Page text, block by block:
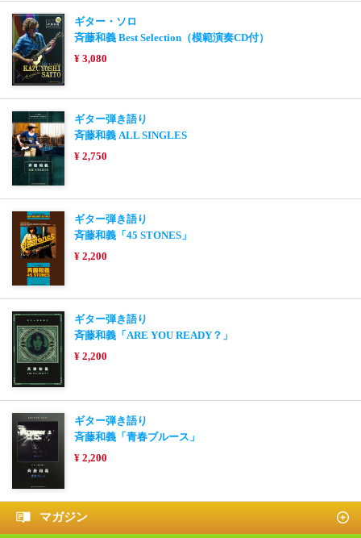
ギター・ソロ
斉藤和義 Best Selection（模範演奏CD付）
¥ 3,080
ギター弾き語り
斉藤和義 ALL SINGLES
¥ 2,750
ギター弾き語り
斉藤和義「45 STONES」
¥ 2,200
ギター弾き語り
斉藤和義「ARE YOU READY？」
¥ 2,200
ギター弾き語り
斉藤和義「青春ブルース」
¥ 2,200
マガジン